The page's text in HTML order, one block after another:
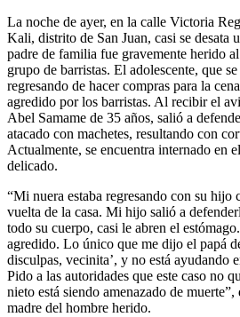
La noche de ayer, en la calle Victoria
Kali, distrito de San Juan, casi se desata
padre de familia fue gravemente herido
grupo de barristas. El adolescente, que
regresando de hacer compras para la
agredido por los barristas. Al recibir el
Abel Samame de 35 años, salió a
atacado con machetes, resultando con
Actualmente, se encuentra internado en
delicado.
“Mi nuera estaba regresando con su hijo
vuelta de la casa. Mi hijo salió a
todo su cuerpo, casi le abren el
agredido. Lo único que me dijo el papá
disculpas, vecinita’, y no está ayudando
Pido a las autoridades que este caso no
nieto está siendo amenazado de
madre del hombre herido.